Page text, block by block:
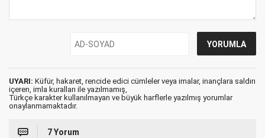
UYARI: Küfür, hakaret, rencide edici cümleler veya imalar, inançlara saldırı
içeren, imla kuralları ile yazılmamış,
Türkçe karakter kullanılmayan ve büyük harflerle yazılmış yorumlar
onaylanmamaktadır.
7 Yorum